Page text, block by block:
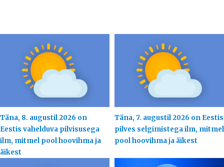
Täna, 8. augustil 2026 on
Eestis vahelduva pilvisusega
ilm, mitmel pool hoovihma ja
äikest
Täna, 7. augustil 2026 on Eestis
pilves selgimistega ilm, mitmel
pool hoovihma ja äikest